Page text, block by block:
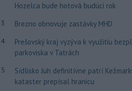
Hozelca bude hotová budúci rok
3 Brezno obnovuje zastávky MHD
4
Prešovský kraj vyzýva k využitiu
parkoviska v Tatrách
5
Sídlisko Juh definitívne patrí
kataster prepísal hranicu